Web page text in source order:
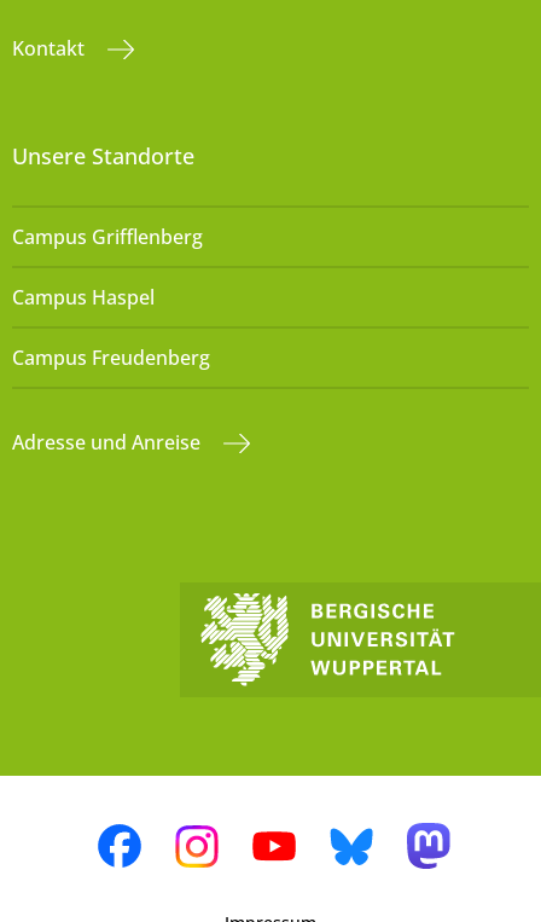
Kontakt
Unsere Standorte
Campus Grifflenberg
Campus Haspel
Campus Freudenberg
Adresse und Anreise